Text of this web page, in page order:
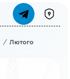
/ Лютого